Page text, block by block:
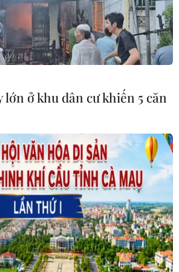
bún kèn Hà
hoa ẩm thực Nam
có ẩm thực hấp
thành phố có ẩm
dẫn nhất thế
lớn ở khu dân cư khiến 5 căn